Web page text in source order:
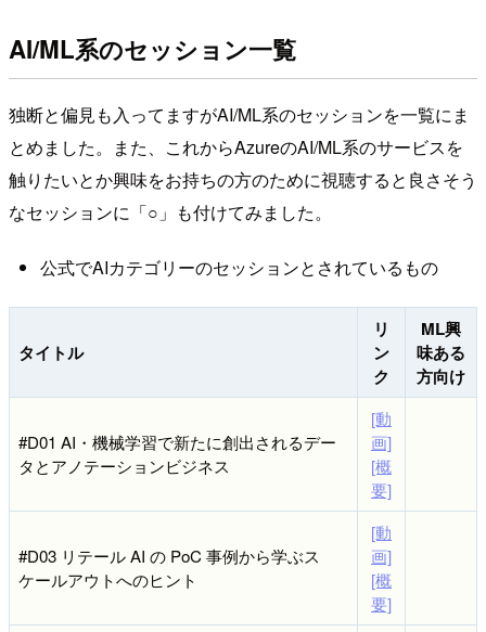
AI/ML系のセッション一覧
独断と偏見も入ってますがAI/ML系のセッションを一覧にま
とめました。また、これからAzureのAI/ML系のサービスを
触りたいとか興味をお持ちの方のために視聴すると良さそう
なセッションに「○」も付けてみました。
公式でAIカテゴリーのセッションとされているもの
タイトル
リ
ン
ク
ML興
味ある
方向け
#D01 AI・機械学習で新たに創出されるデー
タとアノテーションビジネス
[動
画]
[概
要]
#D03 リテール AI の PoC 事例から学ぶス
ケールアウトへのヒント
[動
画]
[概
要]